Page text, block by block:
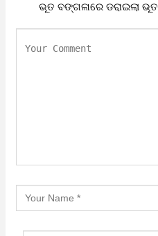
ଭୂତ ବଙ୍ଗଳାରେ ଡରାଇଲା ଭୂତ